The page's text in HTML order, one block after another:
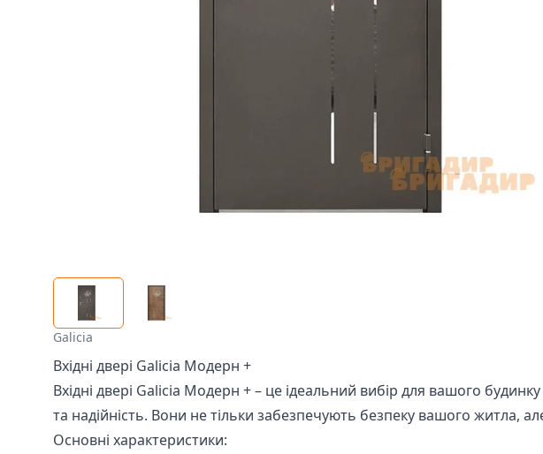
Galicia
Вхідні двері Galicia Модерн +
Вхідні двері Galicia Модерн + – це ідеальний вибір для вашого
та надійність. Вони не тільки забезпечують безпеку вашого житла,
Основні характеристики: